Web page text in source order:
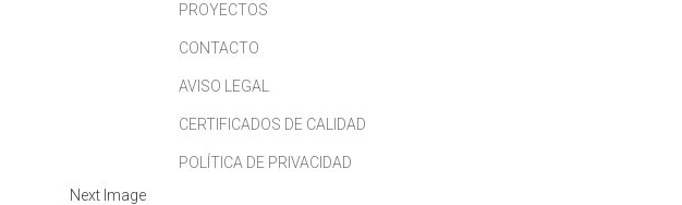
Next Image
PROYECTOS
CONTACTO
AVISO LEGAL
CERTIFICADOS DE CALIDAD
POLÍTICA DE PRIVACIDAD